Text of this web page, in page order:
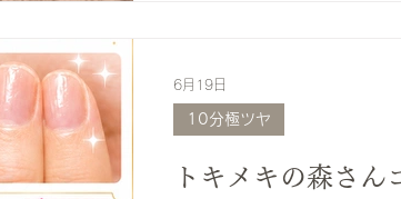
トキメキの森さん
10分極ツヤ
6月19日